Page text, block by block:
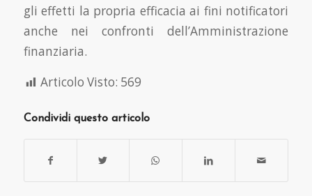
gli effetti la propria efficacia ai fini notificatori
anche nei confronti dell’Amministrazione
finanziaria.
Articolo Visto: 569
Condividi questo articolo